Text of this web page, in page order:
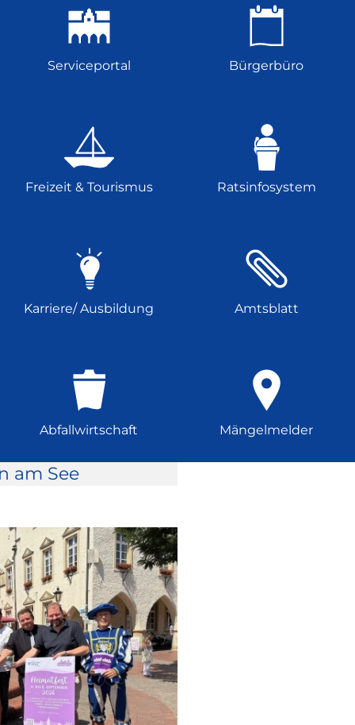
Serviceportal Bürgerbüro
Freizeit & Tourismus Ratsinfosystem
Karriere/ Ausbildung Amtsblatt
Abfallwirtschaft Mängelmelder
am See